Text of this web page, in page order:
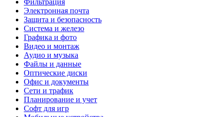
Электронная почта
Защита и безопасность
Система и железо
Графика и фото
Видео и монтаж
Аудио и музыка
Файлы и данные
Оптические диски
Офис и документы
Сети и трафик
Планирование и учет
Софт для игр